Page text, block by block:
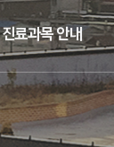
진료과목 안내